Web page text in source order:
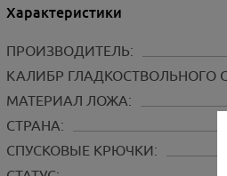
Характеристики
ПРОИЗВОДИТЕЛЬ:
КАЛИБР ГЛАДКОСТВОЛЬНОГО
МАТЕРИАЛ ЛОЖА:
СТРАНА:
СПУСКОВЫЕ КРЮЧКИ: